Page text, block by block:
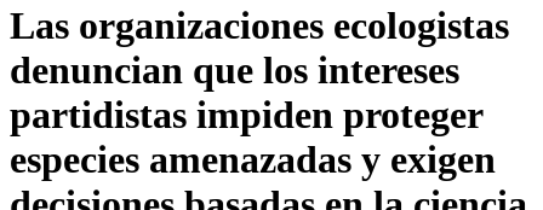
Las organizaciones ecologistas
denuncian que los intereses
partidistas impiden proteger
especies amenazadas y exigen